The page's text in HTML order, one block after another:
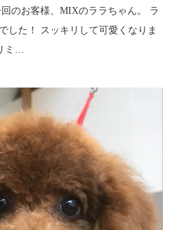
のお客様、MIXのララちゃん。 ラ
した！ スッキリして可愛くなりま
ミ…